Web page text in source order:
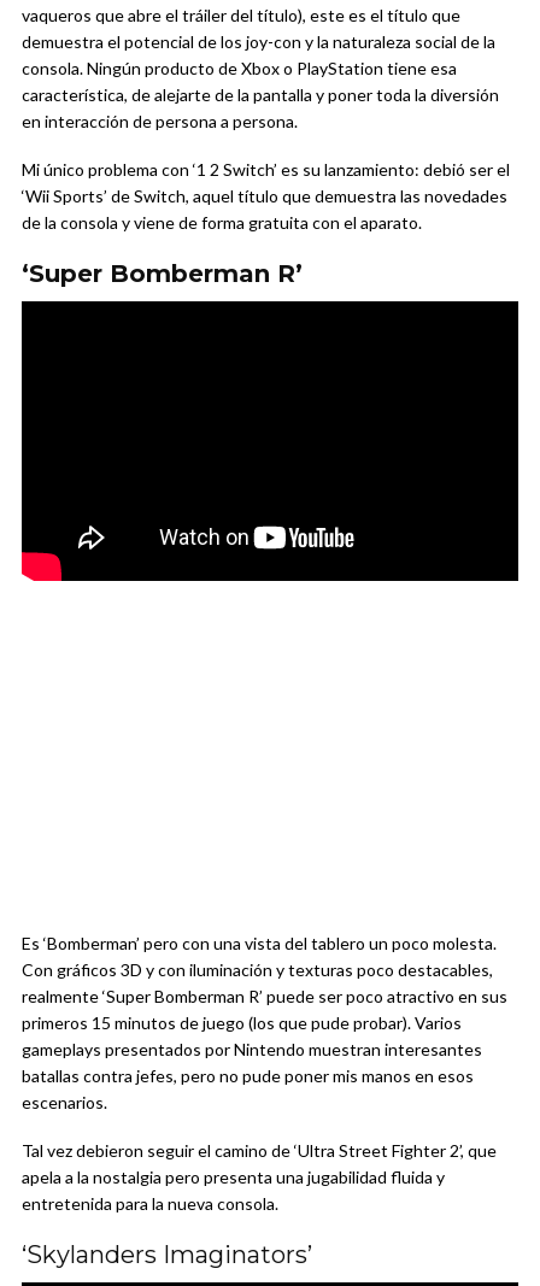
vaqueros que abre el tráiler del título), este es el título que
demuestra el potencial de los joy-con y la naturaleza social de la
consola. Ningún producto de Xbox o PlayStation tiene esa
característica, de alejarte de la pantalla y poner toda la diversión
en interacción de persona a persona.
Mi único problema con ‘1 2 Switch’ es su lanzamiento: debió ser el
‘Wii Sports’ de Switch, aquel título que demuestra las novedades
de la consola y viene de forma gratuita con el aparato.
‘Super Bomberman R’
Es ‘Bomberman’ pero con una vista del tablero un poco molesta.
Con gráficos 3D y con iluminación y texturas poco destacables,
realmente ‘Super Bomberman R’ puede ser poco atractivo en sus
primeros 15 minutos de juego (los que pude probar). Varios
gameplays presentados por Nintendo muestran interesantes
batallas contra jefes, pero no pude poner mis manos en esos
escenarios.
Tal vez debieron seguir el camino de ‘Ultra Street Fighter 2’, que
apela a la nostalgia pero presenta una jugabilidad fluida y
entretenida para la nueva consola.
‘Skylanders Imaginators’